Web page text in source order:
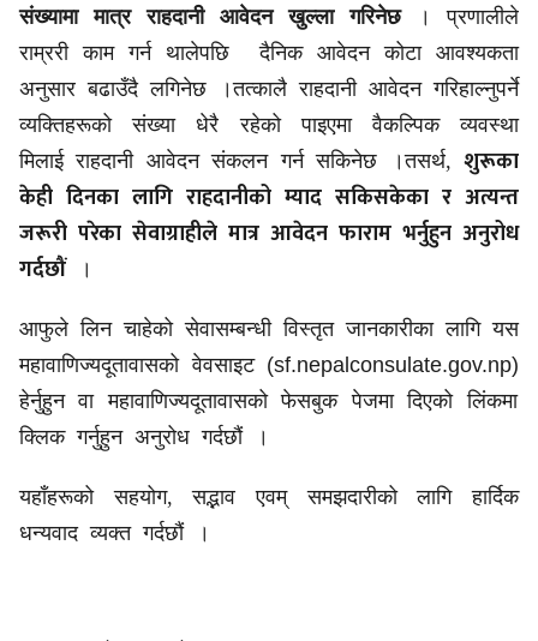
संख्यामा मात्र राहदानी आवेदन खुल्ला गरिनेछ । प्रणालीले
राम्ररी काम गर्न थालेपछि
दैनिक आवेदन कोटा आवश्यकता
अनुसार बढाउँदै लगिनेछ ।तत्कालै राहदानी आवेदन गरिहाल्नुपर्ने
व्यक्तिहरूको संख्या धेरै रहेको पाइएमा वैकल्पिक व्यवस्था
मिलाई राहदानी आवेदन संकलन गर्न सकिनेछ ।तसर्थ, शुरूका
केही दिनका लागि राहदानीको म्याद सकिसकेका र अत्यन्त
जरूरी परेका सेवाग्राहीले मात्र आवेदन फाराम भर्नुहुन अनुरोध
गर्दछौं ।
आफुले लिन चाहेको सेवासम्बन्धी विस्तृत जानकारीका लागि यस
महावाणिज्यदूतावासको वेवसाइट(sf.nepalconsulate.gov.np)
हेर्नुहुन वा महावाणिज्यदूतावासको फेसबुक पेजमा दिएको लिंकमा
क्लिक गर्नुहुन अनुरोध गर्दछौं ।
यहाँहरूको सहयोग, सद्भाव एवम् समझदारीको लागि हार्दिक
धन्यवाद व्यक्त गर्दछौं ।